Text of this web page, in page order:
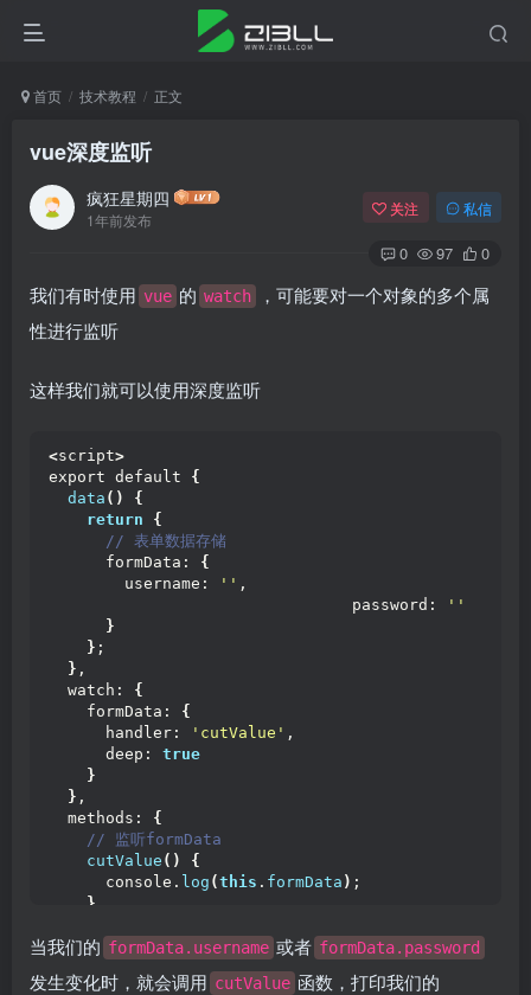
首页 技术教程 正文
vue深度监听
疯狂星期四
1年前发布
关注 私信
0 97 0
我们有时使用 vue 的 watch
，可能要对一个对象的多个属
性进行监听
这样我们就可以使用深度监听
<script>
export default {
data ()
{
return
{
// 表单数据存储
      formData:
{
        username:
'' ,
                                password:
''
}
} ;
} ,
  watch:
{
    formData:
{
      handler:
'cutValue' ,
      deep:
true
}
} ,
  methods:
{
// 监听formData
cutValue ()
{
      console.
log (this . formData ) ;
}
};
当我们的 formData.username 或者 formData.password
发生变化时，就会调用 cutValue 函数，打印我们的